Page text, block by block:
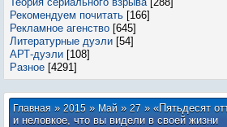
Рекомендуем почитать [166]
Рекламное агенство [645]
Литературные дуэли [54]
АРТ-дуэли [108]
Разное [4291]
Главная»2015 » Май » 27» «Пятьдесят
и неловкое, что вы видели в своей жизни